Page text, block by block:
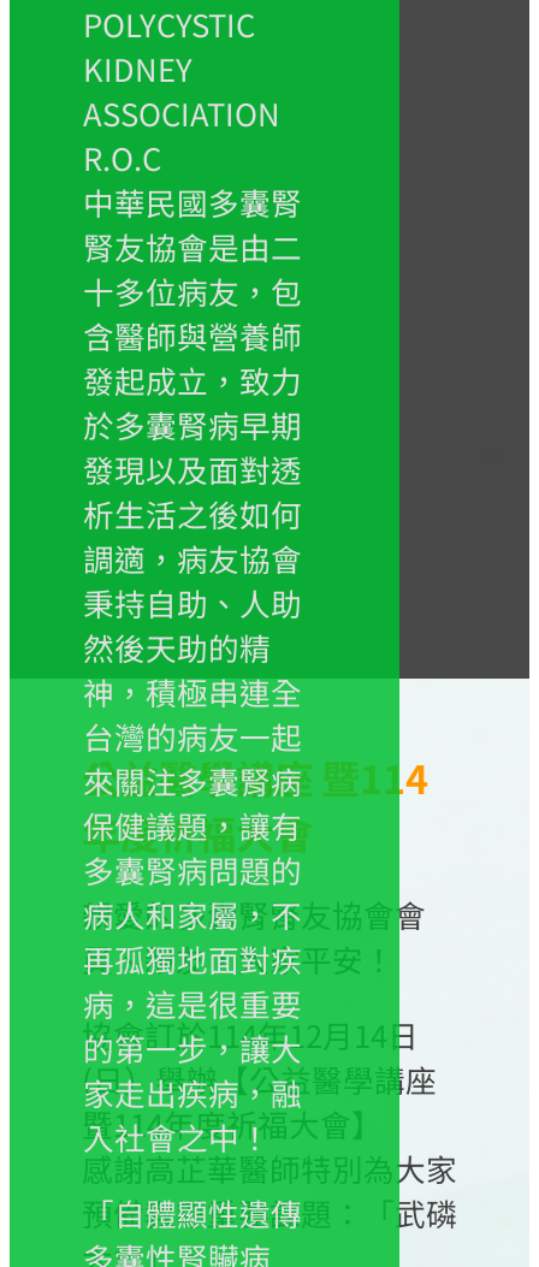
POLYCYSTIC
KIDNEY
ASSOCIATION
R.O.C
中華民國多囊腎
腎友協會是由二
十多位病友，包
含醫師與營養師
發起成立，致力
於多囊腎病早期
發現以及面對透
析生活之後如何
調適，病友協會
秉持自助、人助
然後天助的精
神，積極串連全
台灣的病友一起
來關注多囊腎病
保健議題，讓有
多囊腎病問題的
病人和家屬，不
再孤獨地面對疾
病，這是很重要
的第一步，讓大
家走出疾病，融
入社會之中！
「自體顯性遺傳
多囊性腎贜病
公益醫學講座 暨114
年度祈福大會
親愛的多囊腎腎友協會會
員、親友，大家平安！
協會訂於114年12月14日
(日）舉辦【公益醫學講座
暨114年度祈福大會】
感謝高芷華醫師特別為大家
預備教導重要課題：「武磷
大會」。